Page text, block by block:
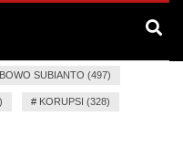
SUBIANTO (497)
# KORUPSI (328)